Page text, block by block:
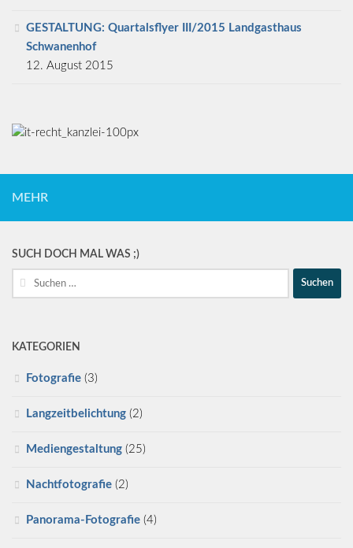
GESTALTUNG: Quartalsflyer III/2015 Landgasthaus
Schwanenhof
12. August 2015
MEHR
SUCH DOCH MAL WAS ;)
Suche
nach:
KATEGORIEN
Fotografie (3)
Langzeitbelichtung (2)
Mediengestaltung (25)
Nachtfotografie (2)
Panorama-Fotografie (4)